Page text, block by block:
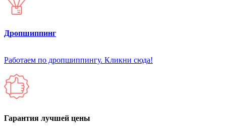
Дропшиппинг
Работаем по дропшиппингу. Кликни сюда!
Гарантия лучшей цены